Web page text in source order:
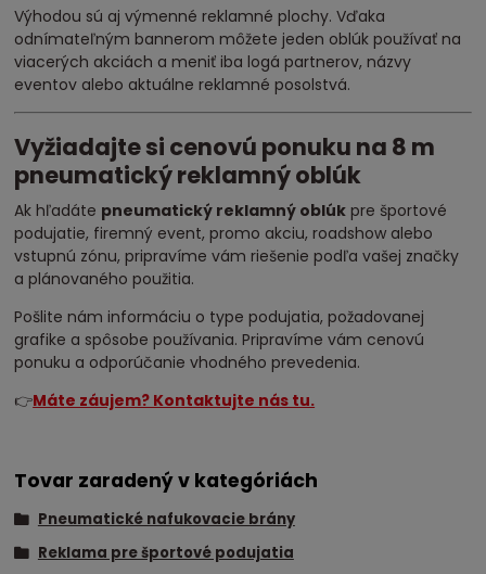
Výhodou sú aj výmenné reklamné plochy. Vďaka
odnímateľným bannerom môžete jeden oblúk používať na
viacerých akciách a meniť iba logá partnerov, názvy
eventov alebo aktuálne reklamné posolstvá.
Vyžiadajte si cenovú ponuku na 8 m
pneumatický reklamný oblúk
Ak hľadáte pneumatický reklamný oblúk pre športové
podujatie, firemný event, promo akciu, roadshow alebo
vstupnú zónu, pripravíme vám riešenie podľa vašej značky
a plánovaného použitia.
Pošlite nám informáciu o type podujatia, požadovanej
grafike a spôsobe používania. Pripravíme vám cenovú
ponuku a odporúčanie vhodného prevedenia.
👉Máte záujem? Kontaktujte nás tu.
Tovar zaradený v kategóriách
Pneumatické nafukovacie brány
Reklama pre športové podujatia